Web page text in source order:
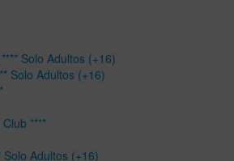
Solo Adultos (+16)
Solo Adultos (+16)
****
Adultos (+16)